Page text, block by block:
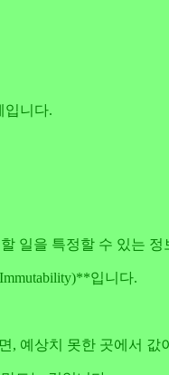
입니다.
일을 특정할 수 있는
입니다.
, 예상치 못한 곳에서